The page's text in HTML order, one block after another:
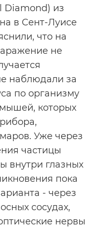
Diamond) из
в Сент-Луисе
что на
не
наблюдали за
по организму
которых
Уже через
частицы
внутри глазных
пока
- через
сосудах,
нервы